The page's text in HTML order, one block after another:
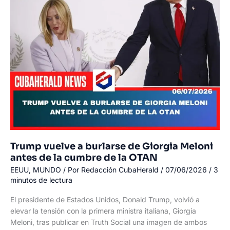
recompensa
de
EE.
UU.:
la
política
vuelve
telenovela
Trump vuelve a burlarse de Giorgia Meloni
antes de la cumbre de la OTAN
EEUU, MUNDO / Por Redacción CubaHerald / 07/06/2026 / 3
minutos de lectura
El presidente de Estados Unidos, Donald Trump, volvió a
elevar la tensión con la primera ministra italiana, Giorgia
Meloni, tras publicar en Truth Social una imagen de ambos